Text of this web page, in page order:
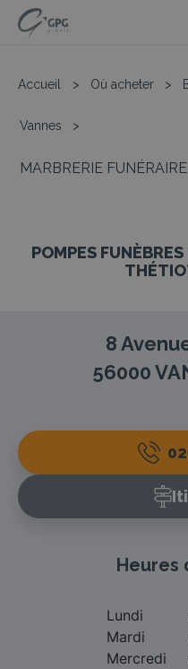
Accueil > Où acheter >
Vannes >
MARBRERIE
POMPES
8
56000
Heures
Lundi
Mardi
Mercredi